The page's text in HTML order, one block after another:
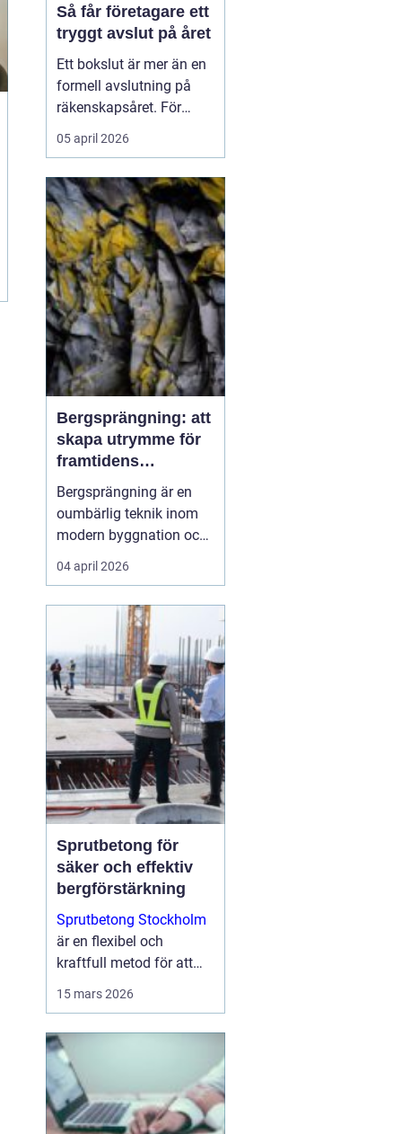
Så får företagare ett
tryggt avslut på året
Ett bokslut är mer än en
formell avslutning på
räkenskapsåret. För
företagare i Skaraborg
fungerar det som ett
verksamheten mår, vilka
satsningar som lönat sig
och var riskerna finns...
05 april 2026
Bergsprängning: att
skapa utrymme för
framtidens
infrastruktur
Bergsprängning är en
oumbärlig teknik inom
modern byggnation och
infrastrukturella
framsteg. När det krävs
berg för att bana väg för
vägar, tunnlar eller
fundament, så...
04 april 2026
Sprutbetong för
säker och effektiv
bergförstärkning
Sprutbetong Stockholm
är en flexibel och
kraftfull metod för att
15 mars 2026